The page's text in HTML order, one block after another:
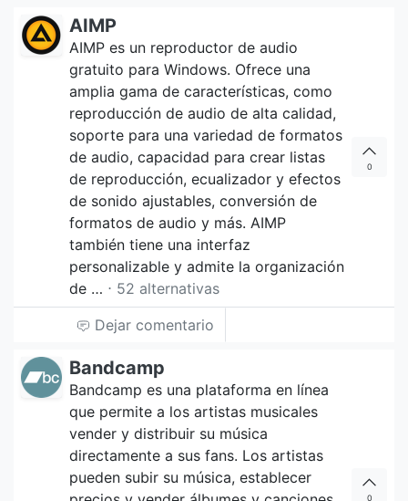
AIMP
AIMP es un reproductor de audio
gratuito para Windows. Ofrece una
amplia gama de características, como
reproducción de audio de alta calidad,
soporte para una variedad de formatos
de audio, capacidad para crear listas
de reproducción, ecualizador y efectos
de sonido ajustables, conversión de
formatos de audio y más. AIMP
también tiene una interfaz
personalizable y admite la organización
de … ⋅ 52 alternativas
0
Dejar comentario
Bandcamp
Bandcamp es una plataforma en línea
que permite a los artistas musicales
vender y distribuir su música
directamente a sus fans. Los artistas
pueden subir su música, establecer
0